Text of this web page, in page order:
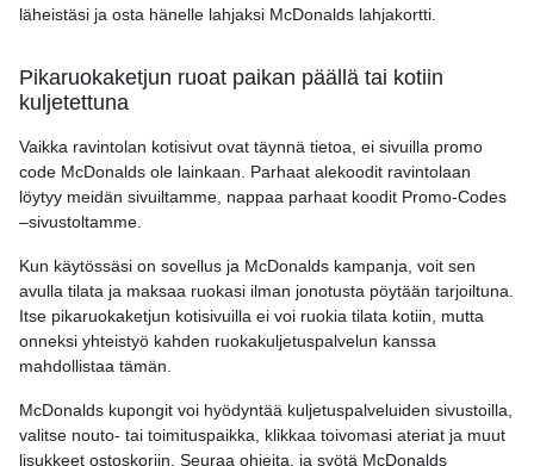
läheistäsi ja osta hänelle lahjaksi McDonalds lahjakortti.
Pikaruokaketjun ruoat paikan päällä tai kotiin
kuljetettuna
Vaikka ravintolan kotisivut ovat täynnä tietoa, ei sivuilla promo
code McDonalds ole lainkaan. Parhaat alekoodit ravintolaan
löytyy meidän sivuiltamme, nappaa parhaat koodit Promo-Codes
–sivustoltamme.
Kun käytössäsi on sovellus ja McDonalds kampanja, voit sen
avulla tilata ja maksaa ruokasi ilman jonotusta pöytään tarjoiltuna.
Itse pikaruokaketjun kotisivuilla ei voi ruokia tilata kotiin, mutta
onneksi yhteistyö kahden ruokakuljetuspalvelun kanssa
mahdollistaa tämän.
McDonalds kupongit voi hyödyntää kuljetuspalveluiden sivustoilla,
valitse nouto- tai toimituspaikka, klikkaa toivomasi ateriat ja muut
lisukkeet ostoskoriin. Seuraa ohjeita, ja syötä McDonalds